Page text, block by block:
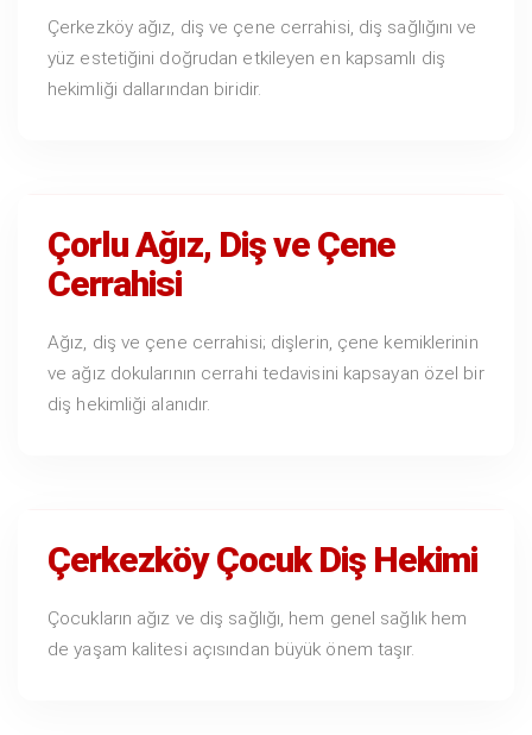
Çerkezköy ağız, diş ve çene cerrahisi, diş sağlığını ve
yüz estetiğini doğrudan etkileyen en kapsamlı diş
hekimliği dallarından biridir.
Çorlu Ağız, Diş ve Çene
Cerrahisi
Ağız, diş ve çene cerrahisi; dişlerin, çene kemiklerinin
ve ağız dokularının cerrahi tedavisini kapsayan özel bir
diş hekimliği alanıdır.
Çerkezköy Çocuk Diş Hekimi
Çocukların ağız ve diş sağlığı, hem genel sağlık hem
de yaşam kalitesi açısından büyük önem taşır.